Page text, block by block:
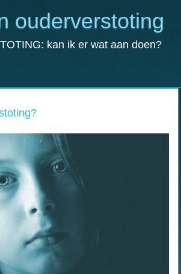
ouderverstoting
kan ik er wat aan doen?